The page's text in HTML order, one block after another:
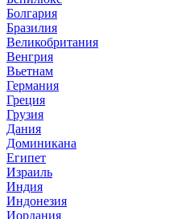
Болгария
Бразилия
Великобритания
Венгрия
Вьетнам
Германия
Греция
Грузия
Дания
Доминикана
Египет
Израиль
Индия
Индонезия
Иордания